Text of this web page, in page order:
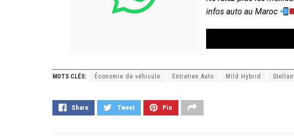
infos auto au Maroc
MOTS CLÉS: Économie de véhicule Entretien Auto Mild Hybrid
Share Tweet Pin